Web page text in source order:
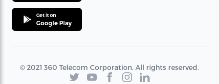
Get it on
Google Play
© 2021 360 Telecom Corporation. All rights reserved.